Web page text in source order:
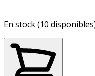
En stock (10